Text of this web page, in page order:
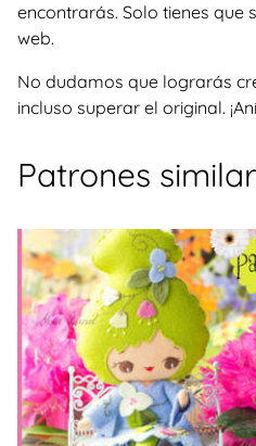
encontrarás. Solo tienes que
web.
No dudamos que lograrás
incluso superar el original.
Patrones